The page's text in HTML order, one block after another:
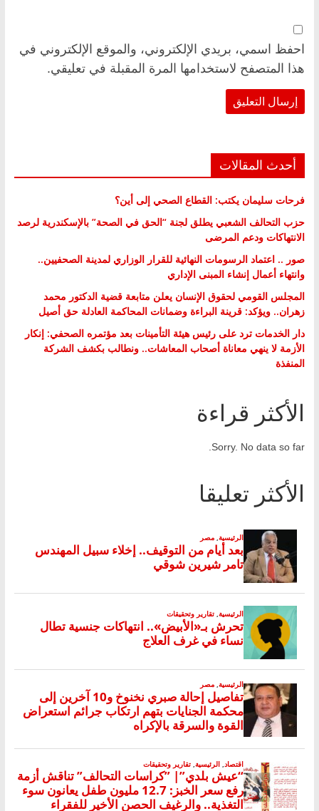
احفظ اسمي، بريدي الإلكتروني، والموقع الإلكتروني في
هذا المتصفح لاستخدامها المرة المقبلة في تعليقي.
أحدث المقالات
فرحات سليمان يكتب: القطاع الصحي إلى أين؟
حزب التحالف الشعبي يطلق لجنة “الحق في الصحة” بالإسكندرية لرصد
الانتهاكات ودعم المرضى
صور .. اعتماد الرسومات النهائية للقرار الوزاري لمدينة الصحفيين..
وانتهاء أعمال إنشاء المبنى الإداري
المجلس القومي لحقوق الإنسان يعلن متابعة قضية الدكتور محمد
زهران.. ويؤكد: قرينة البراءة وضمانات المحاكمة العادلة حق أصيل
دار الخدمات ترد على رئيس هيئة التأمينات بعد مؤتمره الصحفي: إنكار
الأزمة لا ينهي معاناة أصحاب المعاشات.. ونطالب بكشف الشركة
المنفذة
الأكثر قراءة
Sorry. No data so far.
الأكثر تعليقا